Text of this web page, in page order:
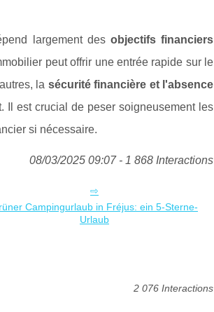
largement des objectifs financiers
peut offrir une entrée rapide sur le
la sécurité financière et l'absence
Il est crucial de peser soigneusement les
si nécessaire.
08/03/2025 09:07 - 1 868 Interactions
Campingurlaub in Fréjus: ein 5-Sterne-
Urlaub
2 076 Interactions